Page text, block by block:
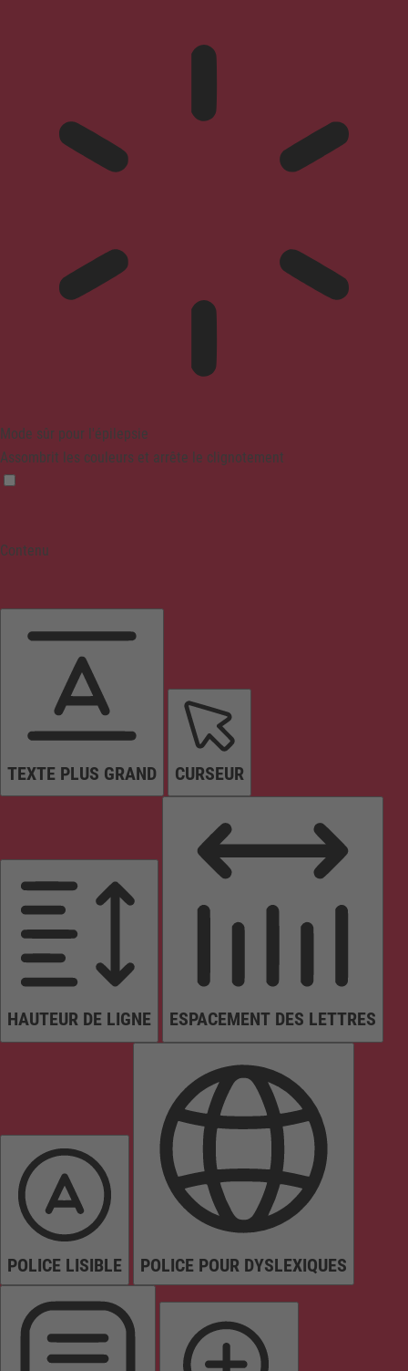
Mode sûr pour l'épilepsie
Assombrit les couleurs et arrête le clignotement
Contenu
TEXTE PLUS GRAND CURSEUR
HAUTEUR DE LIGNE ESPACEMENT DES LETTRES
POLICE LISIBLE POLICE POUR DYSLEXIQUES